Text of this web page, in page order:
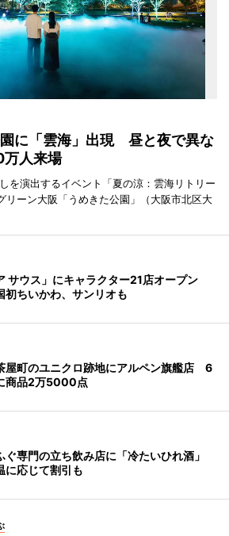
に「雲海」出現 昼と夜で異な
万人来場
を演出するイベント「夏の涼：雲海リトリー
リーン大阪「うめきた公園」（大阪市北区大
サウス」にキャラクター21店オープン
ちいかわ、サンリオも
屋町のユニクロ跡地にアルペン旗艦店 6
商品2万5000点
ぐ専門の立ち飲み店に「冷たいひれ酒」
に応じて割引も